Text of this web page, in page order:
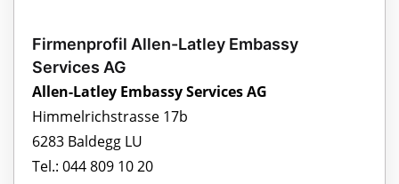
Firmenprofil Allen-Latley Embassy
Services AG
Allen-Latley Embassy Services AG
Himmelrichstrasse 17b
6283 Baldegg LU
Tel.: 044 809 10 20